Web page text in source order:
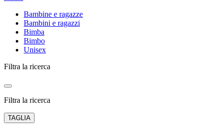
Bambine e ragazze
Bambini e ragazzi
Bimba
Bimbo
Unisex
Filtra la ricerca
Filtra la ricerca
TAGLIA